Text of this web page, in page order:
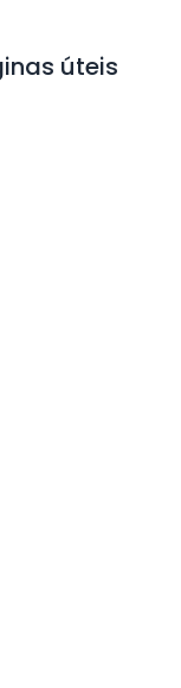
úteis